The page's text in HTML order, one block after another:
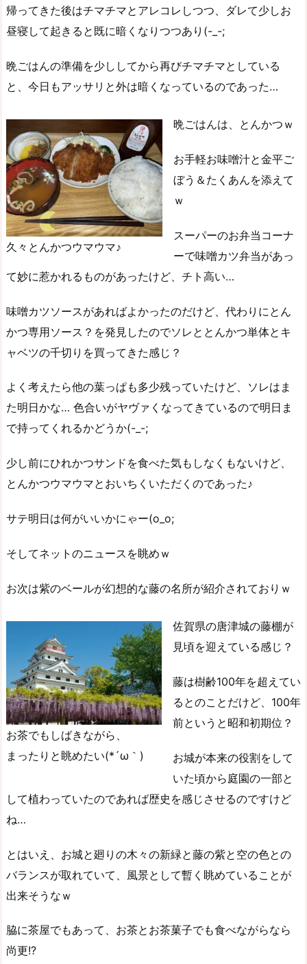
帰ってきた後はチマチマとアレコレしつつ、ダレて少しお
昼寝して起きると既に暗くなりつつあり(-_-;
晩ごはんの準備を少ししてから再びチマチマとしている
と、今日もアッサリと外は暗くなっているのであった…
久々とんかつウマウマ♪
晩ごはんは、とんかつｗ
お手軽お味噌汁と金平ご
ぼう＆たくあんを添えて
ｗ
スーパーのお弁当コーナ
ーで味噌カツ弁当があっ
て妙に惹かれるものがあったけど、チト高い…
味噌カツソースがあればよかったのだけど、代わりにとん
かつ専用ソース？を発見したのでソレととんかつ単体とキ
ャベツの千切りを買ってきた感じ？
よく考えたら他の葉っぱも多少残っていたけど、ソレはま
た明日かな… 色合いがヤヴァくなってきているので明日ま
で持ってくれるかどうか(-_-;
少し前にひれかつサンドを食べた気もしなくもないけど、
とんかつウマウマとおいちくいただくのであった♪
サテ明日は何がいいかにゃー(o_o;
そしてネットのニュースを眺めｗ
お次は紫のベールが幻想的な藤の名所が紹介されておりｗ
お茶でもしばきながら、
まったりと眺めたい(*´ω｀)
佐賀県の唐津城の藤棚が
見頃を迎えている感じ？
藤は樹齢100年を超えてい
るとのことだけど、100年
前というと昭和初期位？
お城が本来の役割をして
いた頃から庭園の一部と
して植わっていたのであれば歴史を感じさせるのですけど
ね…
とはいえ、お城と廻りの木々の新緑と藤の紫と空の色との
バランスが取れていて、風景として暫く眺めていることが
出来そうなｗ
脇に茶屋でもあって、お茶とお茶菓子でも食べながらなら
尚更!?